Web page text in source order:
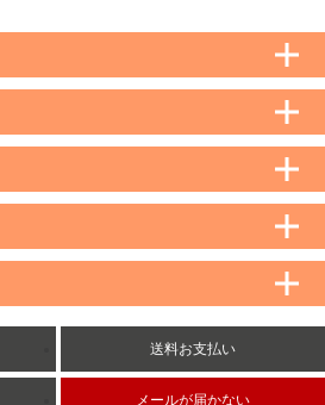
沖縄・離島など一部地域
590円（税込）
送料無料
送料お支払い
メールが届かない